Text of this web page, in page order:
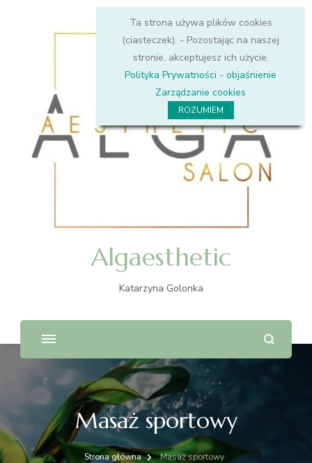
Algaesthetic
Katarzyna Golonka
Masaż sportowy
Strona główna Masaż sportowy
Ta strona używa plików cookies
(ciasteczek). - Pozostając na naszej
stronie, akceptujesz ich użycie.
Polityka Prywatności - objaśnienie
Zarządzanie cookies
ROZUMIEM